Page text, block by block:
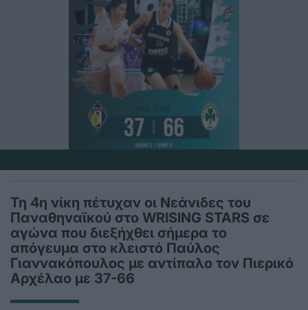
Τη 4η νίκη πέτυχαν οι Νεάνιδες του
Παναθηναϊκού στο WRISING STARS σε
αγώνα που διεξήχθει σήμερα το
απόγευμα στο κλειστό Παύλος
Γιαννακόπουλος με αντίπαλο τον Πιερικό
Αρχέλαο με 37-66